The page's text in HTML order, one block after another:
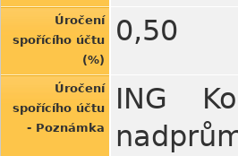
Úročení
spořícího účtu
(%)
0,50
Úročení
spořícího účtu
- Poznámka
ING